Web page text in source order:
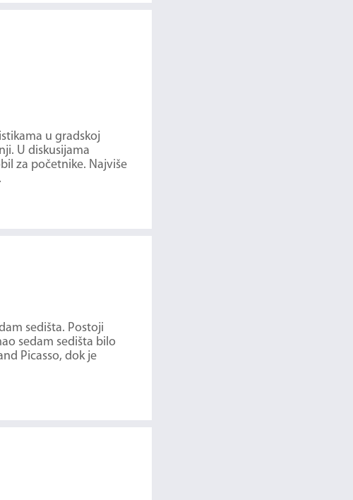
u gradskoj
U diskusijama
za početnike. Najviše
sedišta. Postoji
sedam sedišta bilo
Picasso, dok je